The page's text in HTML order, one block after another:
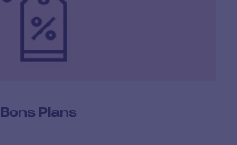
Bons Plans